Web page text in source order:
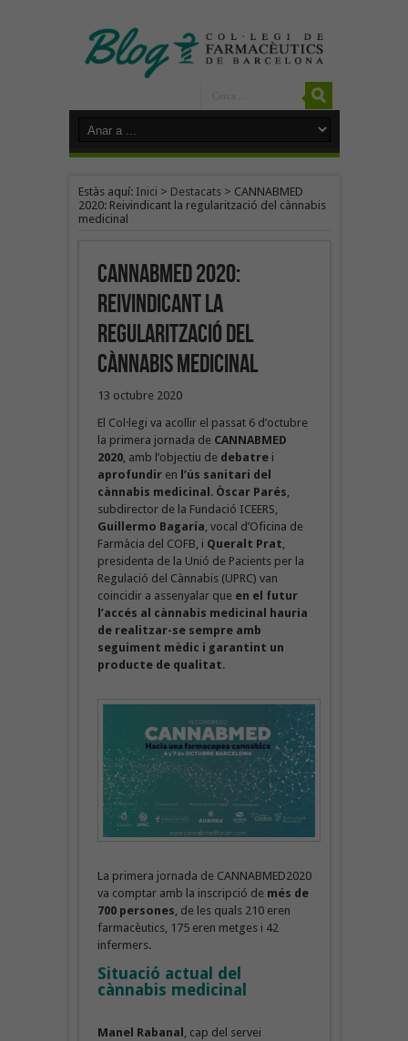
Estàs aquí: Inici > Destacats> CANNABMED
2020: Reivindicant la regularització del cànnabis
medicinal
CANNABMED 2020:
Reivindicant la
regularització del
cànnabis medicinal
13 octubre 2020
El Col·legi va acollir el passat 6 d’octubre
la primera jornada de CANNABMED
2020, amb l’objectiu de debatrei
aprofundiren l’ús sanitari del
cànnabis medicinal . Òscar Parés
subdirector de la Fundació ICEERS,
Guillermo Bagaría , vocal d’Oficina de
Farmàcia del COFB, i Queralt Prat
presidenta de la Unió de Pacients per la
Regulació del Cànnabis (UPRC) van
coincidir a assenyalar que en el futur
l’accés al cànnabis medicinal hauria
de realitzar-se sempre amb
seguiment mèdic i garantint un
producte de qualitat.
La primera jornada de CANNABMED2020
va comptar amb la inscripció de més de
700 persones , de les quals 210 eren
farmacèutics, 175 eren metges i 42
infermers.
Situació actual del
cànnabis medicinal
Manel Rabanal
, cap del servei